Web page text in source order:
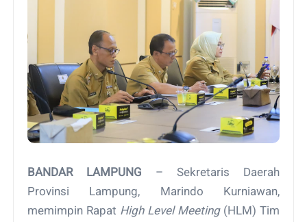
BANDAR LAMPUNG – Sekretaris Daerah
Provinsi Lampung, Marindo Kurniawan,
memimpin Rapat High Level Meeting(HLM) Tim